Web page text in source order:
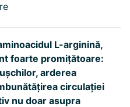
L-arginină,
foarte promițătoare:
arderea
circulației
nu doar asupra